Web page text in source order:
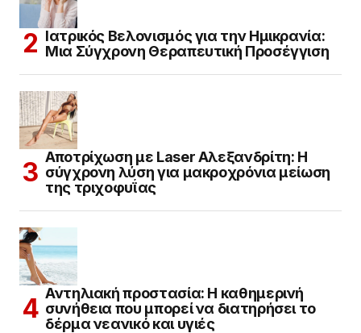
Ιατρικός Βελονισμός για την Ημικρανία:
Μια Σύγχρονη Θεραπευτική Προσέγγιση
Αποτρίχωση με Laser Αλεξανδρίτη: Η
σύγχρονη λύση για μακροχρόνια μείωση
της τριχοφυΐας
Αντηλιακή προστασία: Η καθημερινή
συνήθεια που μπορεί να διατηρήσει το
δέρμα νεανικό και υγιές